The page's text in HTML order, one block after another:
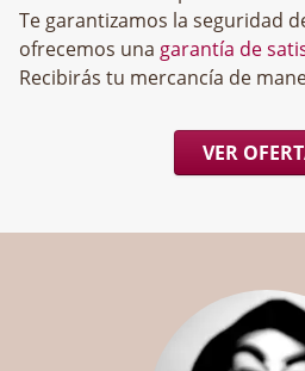
Te garantizamos la seguridad
ofrecemos una garantía de
Recibirás tu mercancía de
VER